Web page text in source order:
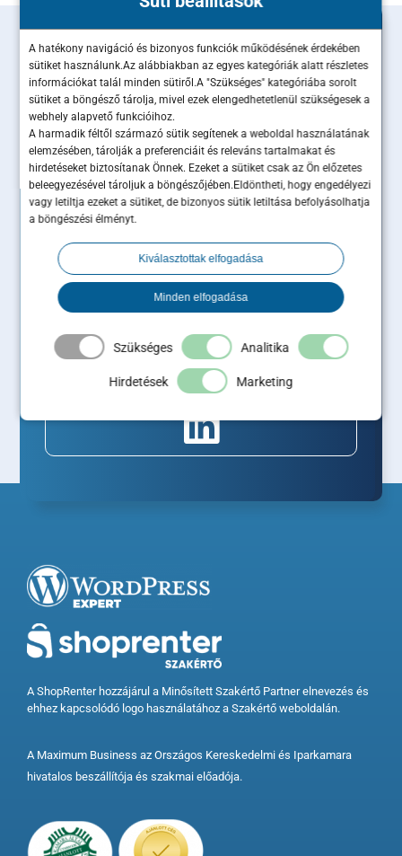
A hatékony navigáció és bizonyos funkciók működésének érdekében
sütiket használunk.Az alábbiakban az egyes kategóriák alatt részletes
információkat talál minden sütiről.A "Szükséges" kategóriába sorolt
sütiket a böngésző tárolja, mivel ezek elengedhetetlenül szükségesek a
webhely alapvető funkcióihoz.
A harmadik féltől származó sütik segítenek a weboldal használatának
elemzésében, tárolják a preferenciáit és releváns tartalmakat és
hirdetéseket biztosítanak Önnek. Ezeket a sütiket csak az Ön előzetes
beleegyezésével tároljuk a böngészőjében.Eldöntheti, hogy engedélyezi
vagy letiltja ezeket a sütiket, de bizonyos sütik letiltása befolyásolhatja
a böngészési élményt.
Kiválasztottak elfogadása
Minden elfogadása
Szükséges Analitika
Hirdetések Marketing
Csatlakozz Te is a
Maximum Business
közösségéhez!
A ShopRenter hozzájárul a Minősített Szakértő Partner elnevezés és
ehhez kapcsolódó logo használatához a Szakértő weboldalán.
A Maximum Business az Országos Kereskedelmi és Iparkamara
hivatalos beszállítója és szakmai előadója.